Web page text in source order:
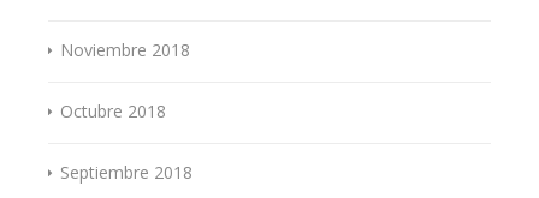
Noviembre 2018
Octubre 2018
Septiembre 2018